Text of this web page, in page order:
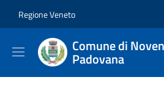
Regione Veneto
Comune di
Padovana